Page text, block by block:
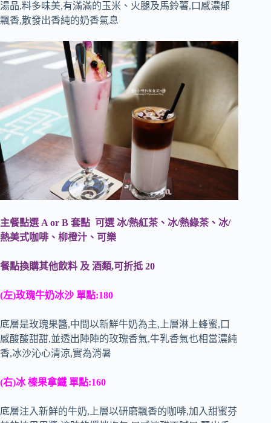
湯品,料多味美,有滿滿的玉米、火腿及馬鈴薯,口感濃郁
飄香,散發出香純的奶香氣息
主餐點選 A or B 套點 可選 冰/熱紅茶、冰/熱綠茶、冰/
熱美式咖啡、柳橙汁、可樂
餐點換購其他飲料 及 酒類,可折抵 20
(左)玫瑰牛奶冰沙 單點:180
底層是玫瑰果醬,中間以新鮮牛奶為主,上層淋上蜂蜜,口
感酸酸甜甜,並透出陣陣的玫瑰香氣,牛乳香氣也相當濃純
香,冰沙沁心清涼,實為消暑
(右)冰 榛果拿鐵 單點:160
底層注入新鮮的牛奶,上層以研磨飄香的咖啡,加入甜蜜芬